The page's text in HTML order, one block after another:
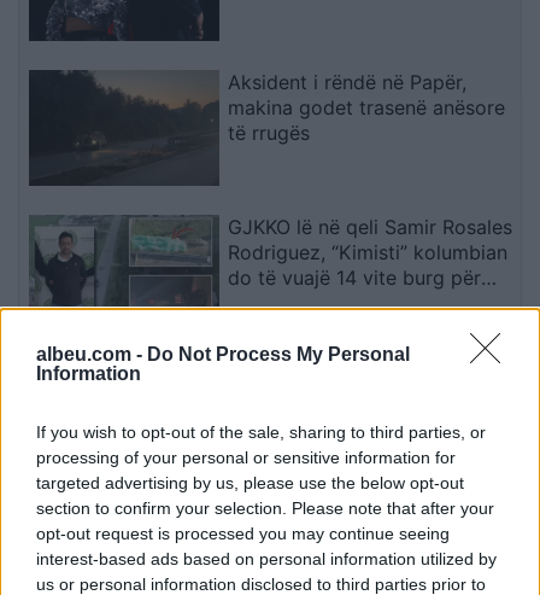
albeu.com - Do Not Process My Personal
Information
If you wish to opt-out of the sale, sharing to third parties, or
processing of your personal or sensitive information for
targeted advertising by us, please use the below opt-out
section to confirm your selection. Please note that after your
opt-out request is processed you may continue seeing
interest-based ads based on personal information utilized by
us or personal information disclosed to third parties prior to
Aksident i rëndë në Papër,
makina godet trasenë anësore
të rrugës
GJKKO lë në qeli Samir Rosales
Rodriguez, “Kimisti” kolumbian
do të vuajë 14 vite burg për
laboratorin e Frakullës
bota përballet me sinjale alarmi